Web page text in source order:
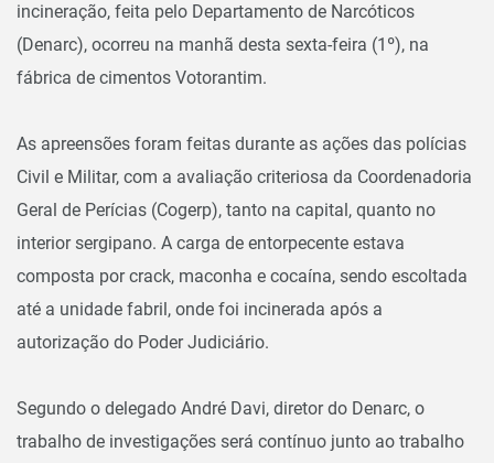
incineração, feita pelo Departamento de Narcóticos
(Denarc), ocorreu na manhã desta sexta-feira (1º), na
fábrica de cimentos Votorantim.
As apreensões foram feitas durante as ações das polícias
Civil e Militar, com a avaliação criteriosa da Coordenadoria
Geral de Perícias (Cogerp), tanto na capital, quanto no
interior sergipano. A carga de entorpecente estava
composta por crack, maconha e cocaína, sendo escoltada
até a unidade fabril, onde foi incinerada após a
autorização do Poder Judiciário.
Segundo o delegado André Davi, diretor do Denarc, o
trabalho de investigações será contínuo junto ao trabalho